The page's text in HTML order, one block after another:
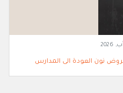
نون العودة الى المدارس